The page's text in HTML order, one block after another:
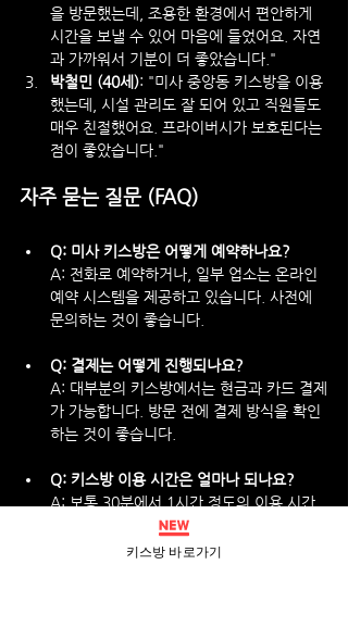
을 방문했는데, 조용한 환경에서 편안하게
시간을 보낼 수 있어 마음에 들었어요. 자연
과 가까워서 기분이 더 좋았습니다."
박철민 (40세): "미사 중앙동 키스방을 이용
했는데, 시설 관리도 잘 되어 있고 직원들도
매우 친절했어요. 프라이버시가 보호된다는
점이 좋았습니다."
자주 묻는 질문 (FAQ)
Q: 미사 키스방은 어떻게 예약하나요?
A: 전화로 예약하거나, 일부 업소는 온라인
예약 시스템을 제공하고 있습니다. 사전에
문의하는 것이 좋습니다.
Q: 결제는 어떻게 진행되나요?
A: 대부분의 키스방에서는 현금과 카드 결제
가 가능합니다. 방문 전에 결제 방식을 확인
하는 것이 좋습니다.
Q: 키스방 이용 시간은 얼마나 되나요?
A: 보통 30분에서 1시간 정도의 이용 시간
이 제공되며, 업소마다 차이가 있을 수 있습
키스방 바로가기